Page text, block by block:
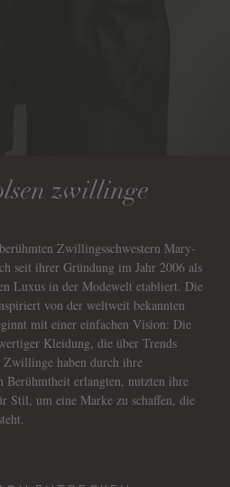
zwillinge
Zwillingsschwestern Mary-
seit ihrer Gründung im Jahr 2006 als
Luxus in der Modewelt etabliert. Die
von der weltweit bekannten
mit einer einfachen Vision: Die
Kleidung, die über Trends
Zwillinge haben durch ihre
Berühmtheit erlangten, nutzten ihre
Stil, um eine Marke zu schaffen, die